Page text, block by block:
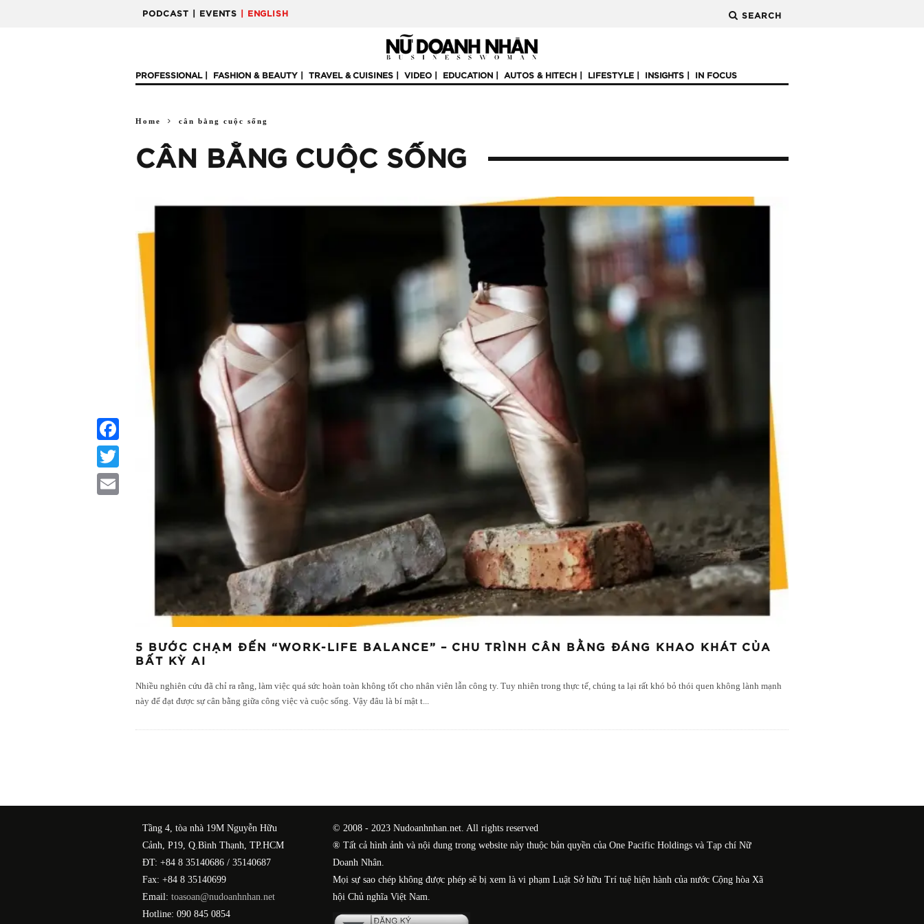
PODCAST | EVENTS | ENGLISH SEARCH
PROFESSIONAL FASHION & BEAUTY TRAVEL & CUISINES VIDEO EDUCATION AUTOS & HITECH LIFESTYLE INSIGHTS IN FOCUS
Home cân bằng cuộc sống
CÂN BẰNG CUỘC SỐNG
5 BƯỚC CHẠM ĐẾN “WORK-LIFE BALANCE” – CHU TRÌNH CÂN BẰNG ĐÁNG KHAO KHÁT CỦA
BẤT KỲ AI
Nhiều nghiên cứu đã chỉ ra rằng, làm việc quá sức hoàn toàn không tốt cho nhân viên lẫn công ty. Tuy nhiên trong thực tế, chúng ta lại rất khó bỏ thói quen không lành mạnh
này để đạt được sự cân bằng giữa công việc và cuộc sống. Vậy đâu là bí mật t...
Facebook
Twitter
Tầng 4, tòa nhà 19M Nguyễn Hữu
Cảnh, P19, Q.Bình Thạnh, TP.HCM
ĐT: +84 8 35140686 / 35140687
Fax: +84 8 35140699
Email: toasoan@nudoanhnhan.net
Hotline: 090 845 0854
© 2008 - 2023 Nudoanhnhan.net. All rights reserved
® Tất cả hình ảnh và nội dung trong website này thuộc bản quyền của One Pacific Holdings và Tạp chí Nữ
Doanh Nhân.
Mọi sự sao chép không được phép sẽ bị xem là vi phạm Luật Sở hữu Trí tuệ hiện hành của nước Cộng hòa Xã
hội Chủ nghĩa Việt Nam.